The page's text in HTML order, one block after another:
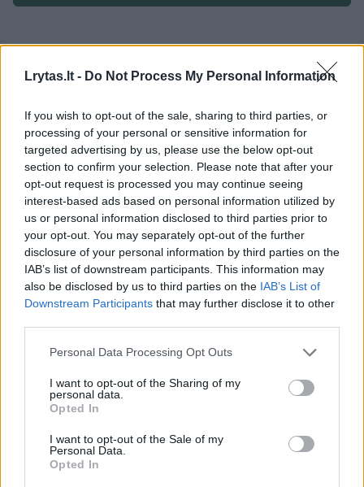
Lrytas.lt - Do Not Process My Personal Information
If you wish to opt-out of the sale, sharing to third parties, or
processing of your personal or sensitive information for
targeted advertising by us, please use the below opt-out
section to confirm your selection. Please note that after your
opt-out request is processed you may continue seeing
interest-based ads based on personal information utilized by
us or personal information disclosed to third parties prior to
your opt-out. You may separately opt-out of the further
disclosure of your personal information by third parties on the
IAB’s list of downstream participants. This information may
also be disclosed by us to third parties on the IAB’s List of
Downstream Participants that may further disclose it to other
Personal Data Processing Opt Outs
I want to opt-out of the Sharing of my
personal data.
Opted In
I want to opt-out of the Sale of my
Personal Data.
Opted In
Lietuvos diena Nelaimės
Anykščių r. savo automobilyje
rastas peršautas vyras, šalia –
teisėtai laikytas pistoletas
2026 m. rugpjūčio 9 d. 05:23
Lrytas.lt